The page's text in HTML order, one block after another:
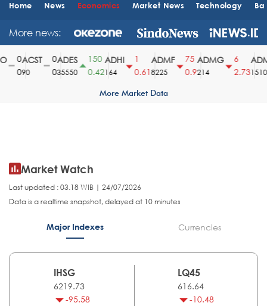
Home News Economics Market News Technology
More news:
ACST
90
ADES
35550
150
0.42
ADHI
164
0.61
ADMF
8225
75
0.9
ADMG
214
2.731510
More Market Data
Market Watch
Last updated : 03.18 WIB | 24/07/2026
Data is a realtime snapshot, delayed at 10 minutes
Major Indexes Currencies
IHSG
6219.73
-95.58
LQ45
616.64
-10.48